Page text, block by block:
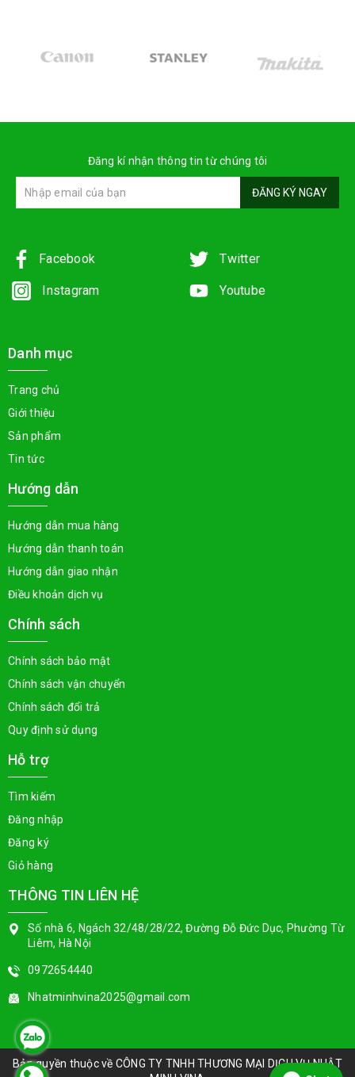
Đăng kí nhận thông tin từ chúng tôi
ĐĂNG KÝ NGAY
Facebook Twitter
Instagram Youtube
Danh mục
Trang chủ
Giới thiệu
Sản phẩm
Tin tức
Hướng dẫn
Hướng dẫn mua hàng
Hướng dẫn thanh toán
Hướng dẫn giao nhận
Điều khoản dịch vụ
Chính sách
Chính sách bảo mật
Chính sách vận chuyển
Chính sách đổi trả
Quy định sử dụng
Hỗ trợ
Tìm kiếm
Đăng nhập
Đăng ký
Giỏ hàng
THÔNG TIN LIÊN HỆ
Số nhà 6, Ngách 32/48/28/22, Đường Đỗ Đức Dục, Phường Từ
Liêm, Hà Nội
0972654440
Nhatminhvina2025@gmail.com
Bản quyền thuộc về CÔNG TY TNHH THƯƠNG MẠI DỊCH VỤ NHẬT